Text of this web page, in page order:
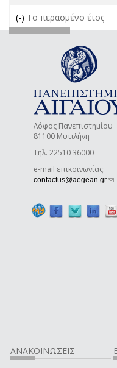
(-) Remove Το
Το περασμένο έτος
Λόφος Πανεπιστημίου
81100 Μυτιλήνη
Τηλ. 22510 36000
e-mail επικοινωνίας:
contactus@aegean.gr
ΑΝΑΚΟΙΝΩΣΕΙΣ